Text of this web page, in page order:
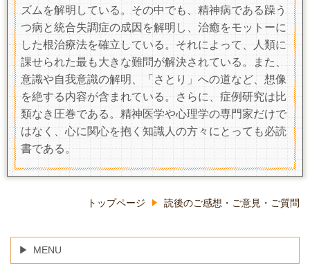
ズムを解明している。その中でも、精神病である躁う
つ病と統合失調症の成因を解明し、治癒をモットーに
した根治療法を確立している。それによって、人類に
課せられた最も大きな難問が解決されている。また、
意識や自我意識の解明、「さとり」への道など、想像
を絶する内容が含まれている。さらに、症例研究は比
類なき圧巻である。精神医学や心理学の専門家だけで
はなく、心に関心を抱く知識人の方々にとっても必読
書である。
トップページ 読後のご感想・ご意見・ご質問
MENU